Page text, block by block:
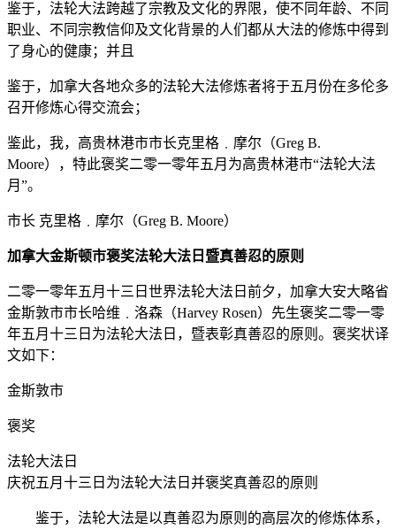
鉴于，法轮大法跨越了宗教及文化的界限，使不同年龄、不同
职业、不同宗教信仰及文化背景的人们都从大法的修炼中得到
了身心的健康；并且
鉴于，加拿大各地众多的法轮大法修炼者将于五月份在多伦多
召开修炼心得交流会；
鉴此，我，高贵林港市市长克里格﹒摩尔（Greg B.
Moore），特此褒奖二零一零年五月为高贵林港市“法轮大法
月”。
市长 克里格﹒摩尔（Greg B. Moore）
加拿大金斯顿市褒奖法轮大法日暨真善忍的原则
二零一零年五月十三日世界法轮大法日前夕，加拿大安大略省
金斯敦市市长哈维﹒洛森（Harvey Rosen）先生褒奖二零一零
年五月十三日为法轮大法日，暨表彰真善忍的原则。褒奖状译
文如下：
金斯敦市
褒奖
法轮大法日
庆祝五月十三日为法轮大法日并褒奖真善忍的原则
鉴于，法轮大法是以真善忍为原则的高层次的修炼体系，